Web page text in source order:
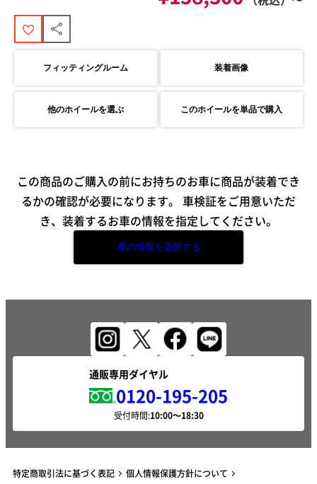
フィッティングルーム 装着画像
他のホイールを選ぶ このホイールを単品で購入
この商品のご購入の前にお持ちのお車に商品が装着でき
るかの確認が必要になります。 車検証をご用意いただ
き、装着するお車の情報を指定してください。
車の情報を選択する
通販専用ダイヤル
0120-195-205
受付時間:
特定商取引法に基づく表記 個人情報保護方針について